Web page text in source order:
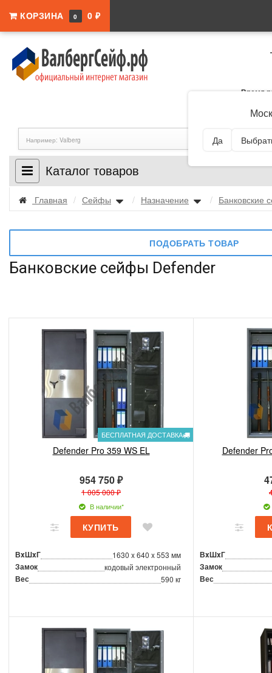
КОРЗИНА 0 0 ₽
Да
Время
Каталог товаров
Главная / Сейфы / Назначение / Банковские
ПОДОБРАТЬ ТОВАР
Банковские сейфы Defender
БЕСПЛАТНАЯ ДОСТАВКА
Defender Pro 359 WS EL
954 750 ₽
1 005 000 ₽
В наличии*
ВxШxГ 1630 x 640 x 553 мм
Замок кодовый электронный
Вес 590 кг
Defender
ВxШxГ
Замок
Вес